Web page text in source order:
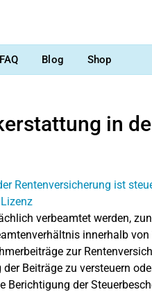
FAQ Blog Shop
in
verbeamtet werden,
innerhalb
zur
Beiträge zu versteuern
Berichtigung der